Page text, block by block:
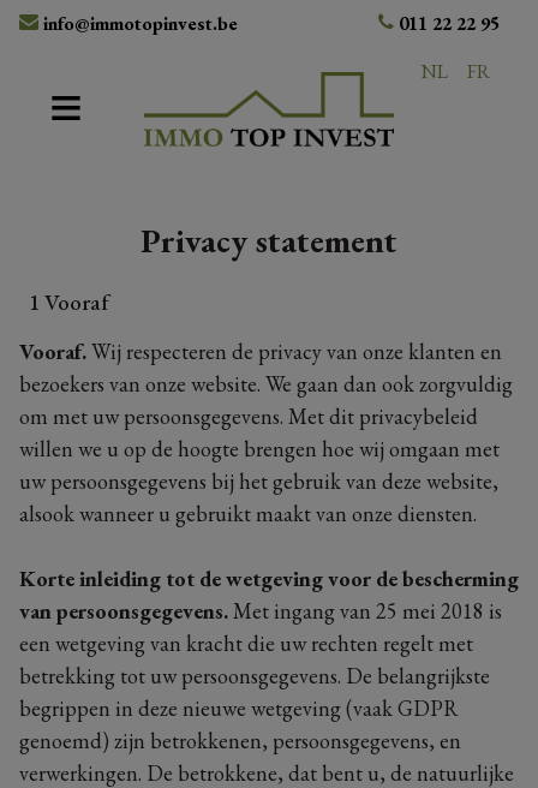
info@immotopinvest.be
011 22 22 95
NL
FR
Privacy statement
1 Vooraf
Vooraf.Wij respecteren de privacy van onze klanten en
bezoekers van onze website. We gaan dan ook zorgvuldig
om met uw persoonsgegevens. Met dit privacybeleid
willen we u op de hoogte brengen hoe wij omgaan met
uw persoonsgegevens bij het gebruik van deze website,
alsook wanneer u gebruikt maakt van onze diensten.
Korte inleiding tot de wetgeving voor de bescherming
van persoonsgegevens.Met ingang van 25 mei 2018 is
een wetgeving van kracht die uw rechten regelt met
betrekking tot uw persoonsgegevens. De belangrijkste
begrippen in deze nieuwe wetgeving (vaak GDPR
genoemd) zijn betrokkenen, persoonsgegevens, en
verwerkingen. De betrokkene, dat bent u, de natuurlijke